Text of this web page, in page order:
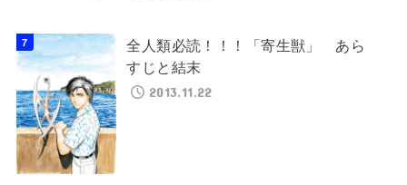
全人類必読！！！「寄生獣」 あら
すじと結末
2013.11.22